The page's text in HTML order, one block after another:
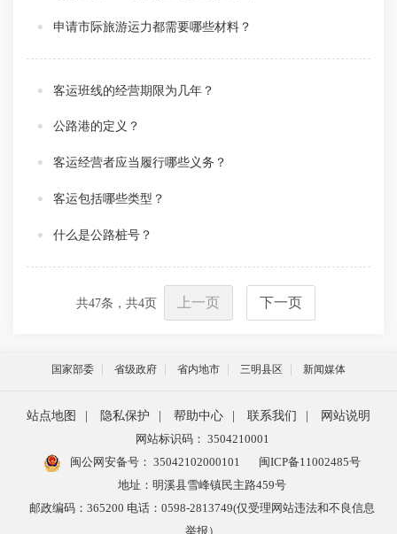
申请市际旅游运力都需要哪些材料？
客运班线的经营期限为几年？
公路港的定义？
客运经营者应当履行哪些义务？
客运包括哪些类型？
什么是公路桩号？
共47条，共4页 上一页 下一页
国家部委 省级政府 省内地市 三明县区 新闻媒体
站点地图 | 隐私保护 | 帮助中心 | 联系我们 |
网站说明
网站标识码： 3504210001
闽公网安备号： 35042102000101
闽ICP备11002485号
地址：明溪县雪峰镇民主路459号
邮政编码：365200 电话：0598-2813749(仅受理网站违法和不良信息
举报）